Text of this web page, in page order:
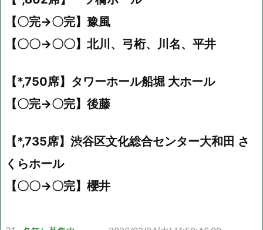
【〇完→〇完】豫風
【〇〇→〇〇】北川、弓桁、川名、平井
【*,750席】タワーホール船堀 大ホール
【〇完→〇完】後藤
【*,735席】渋谷区文化総合センター大和田 さ
くらホール
【〇〇→〇完】櫻井